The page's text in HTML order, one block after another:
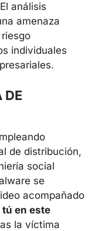
análisis
amenaza
individuales
DE
de distribución,
social
se
acompañado
tú en este
la víctima